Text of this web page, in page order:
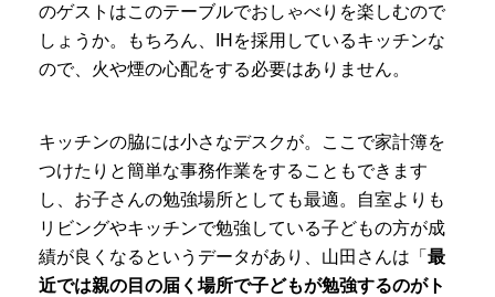
のゲストはこのテーブルでおしゃべりを楽しむので
しょうか。もちろん、IHを採用しているキッチンな
ので、火や煙の心配をする必要はありません。
キッチンの脇には小さなデスクが。ここで家計簿を
つけたりと簡単な事務作業をすることもできます
し、お子さんの勉強場所としても最適。自室よりも
リビングやキッチンで勉強している子どもの方が成
績が良くなるというデータがあり、山田さんは「 最
近では親の目の届く場所で子どもが勉強するのがト